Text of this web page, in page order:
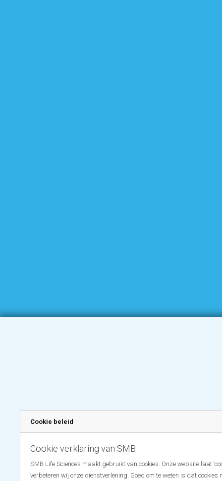
Cookie beleid
Cookie verklaring van SMB
SMB Life Sciences maakt gebruikt van cookies. Onze website laat
verbeteren wij onze dienstverlening. Goed om te weten is dat